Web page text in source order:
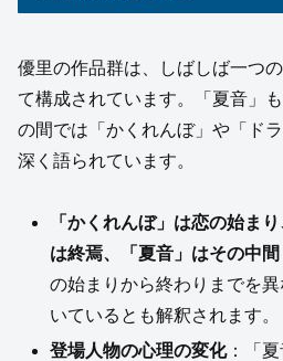
優里の作品群は、しばしば一つ
て構成されています。「夏音」
の間では「かくれんぼ」や「ド
深く語られています。
「かくれんぼ」は恋の始ま
は終焉、「夏音」はその中間
の始まりから終わりまでを
いているとも解釈されます。
登場人物の心理の変化：「